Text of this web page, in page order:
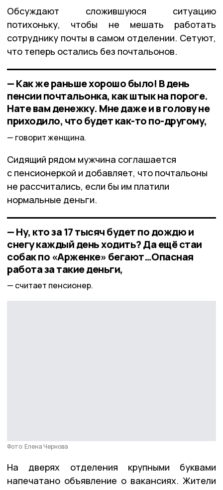
Обсуждают сложившуюся ситуацию
потихоньку, чтобы не мешать работать
сотруднику почты в самом отделении. Сетуют,
что теперь остались без почтальонов.
— Как же раньше хорошо было! В день
пенсии почтальонка, как штык на пороге.
Нате вам денежку. Мне даже и в голову не
приходило, что будет как-то по-другому,
говорит женщина.
Сидящий рядом мужчина соглашается
с пенсионеркой и добавляет, что почтальоны
не рассчитались, если бы им платили
нормальные деньги.
— Ну, кто за 17 тысяч будет по дождю и
снегу каждый день ходить? Да ещё стаи
собак по «Арженке» бегают…Опасная
работа за такие деньги,
считает пенсионер.
Фото: Елена Чернова
На дверях отделения крупными буквами
напечатано объявление о вакансиях. Жители